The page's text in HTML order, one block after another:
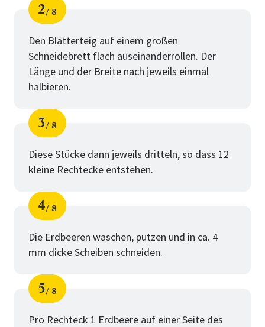
Schritt
2
von
8
Den Blätterteig auf einem großen
Schneidebrett flach auseinanderrollen. Der
Länge und der Breite nach jeweils einmal
halbieren.
Schritt
3
von
8
Diese Stücke dann jeweils dritteln, so dass 12
kleine Rechtecke entstehen.
Schritt
4
von
8
Die Erdbeeren waschen, putzen und in ca. 4
mm dicke Scheiben schneiden.
Schritt
5
von
8
Pro Rechteck 1 Erdbeere auf einer Seite des